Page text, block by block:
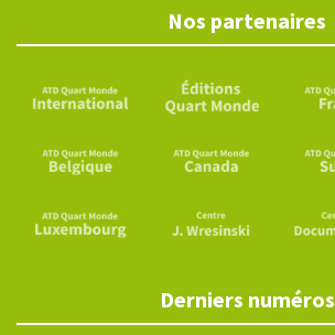
Nos partenaires
Derniers numéros